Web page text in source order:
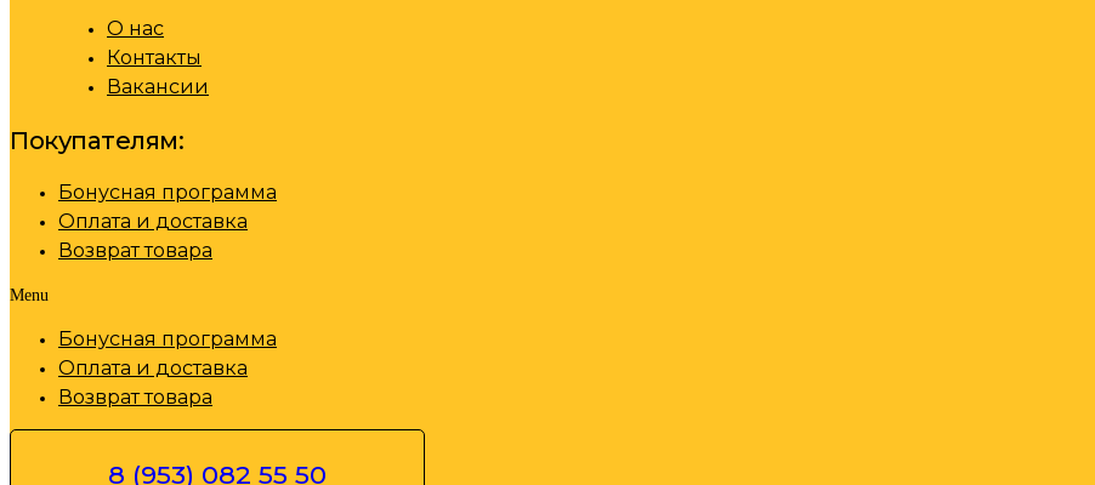
О нас
Контакты
Вакансии
Покупателям:
Бонусная программа
Оплата и доставка
Возврат товара
Menu
Бонусная программа
Оплата и доставка
Возврат товара
8 (953) 082 55 50